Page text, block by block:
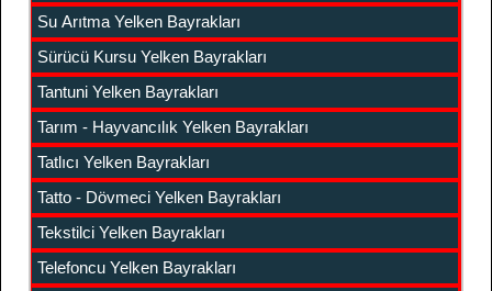
Su Arıtma Yelken Bayrakları
Sürücü Kursu Yelken Bayrakları
Tantuni Yelken Bayrakları
Tarım - Hayvancılık Yelken Bayrakları
Tatlıcı Yelken Bayrakları
Tatto - Dövmeci Yelken Bayrakları
Tekstilci Yelken Bayrakları
Telefoncu Yelken Bayrakları